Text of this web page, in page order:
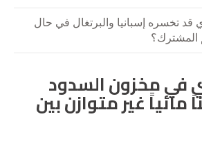
ما الذي قد تخسره إسبانيا والبرتغال في حال
المشترك؟
في مخزون السدود
غير متوازن بين